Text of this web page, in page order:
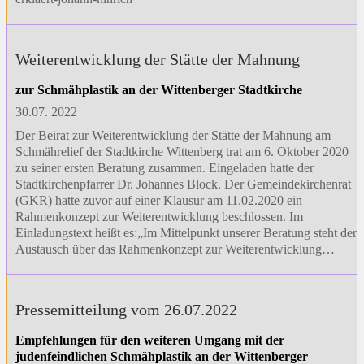
Weiterentwicklung der Stätte der Mahnung
zur Schmähplastik an der Wittenberger Stadtkirche
30.07. 2022
Der Beirat zur Weiterentwicklung der Stätte der Mahnung am
Schmährelief der Stadtkirche Wittenberg trat am 6. Oktober 2020
zu seiner ersten Beratung zusammen. Eingeladen hatte der
Stadtkirchenpfarrer Dr. Johannes Block. Der Gemeindekirchenrat
(GKR) hatte zuvor auf einer Klausur am 11.02.2020 ein
Rahmenkonzept zur Weiterentwicklung beschlossen. Im
Einladungstext heißt es:„Im Mittelpunkt unserer Beratung steht der
Austausch über das Rahmenkonzept zur Weiterentwicklung…
Pressemitteilung vom 26.07.2022
Empfehlungen für den weiteren Umgang mit der
judenfeindlichen Schmähplastik an der Wittenberger